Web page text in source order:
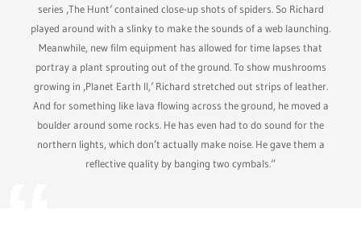
series ‚The Hunt‘ contained close-up shots of spiders. So Richard
played around with a slinky to make the sounds of a web launching.
Meanwhile, new film equipment has allowed for time lapses that
portray a plant sprouting out of the ground. To show mushrooms
growing in ‚Planet Earth II,‘ Richard stretched out strips of leather.
And for something like lava flowing across the ground, he moved a
boulder around some rocks. He has even had to do sound for the
northern lights, which don’t actually make noise. He gave them a
reflective quality by banging two cymbals.“